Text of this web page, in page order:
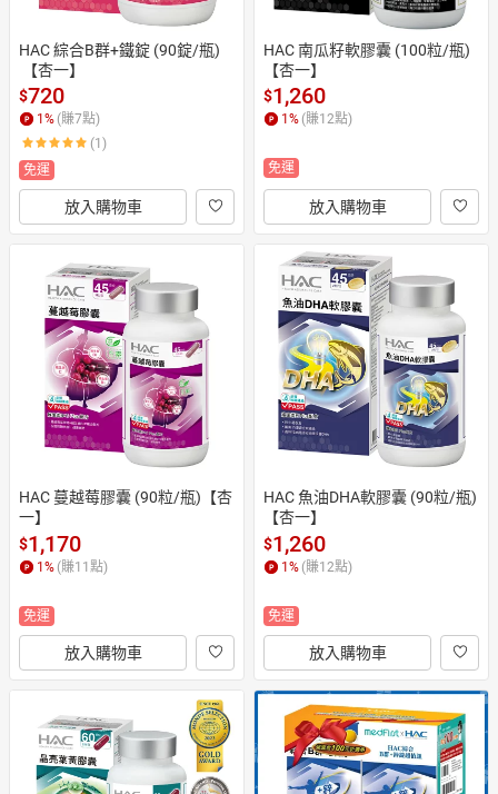
HAC 綜合B群+鐵錠 (90錠/瓶)
【杏一】
$720
1 % (賺7點)
(1)
免運
放入購物車
HAC 南瓜籽軟膠囊 (100粒/瓶)
【杏一】
$1,260
1 % (賺12點)
免運
放入購物車
HAC 蔓越莓膠囊 (90粒/瓶)【杏
一】
$1,170
1% (賺11點)
免運
放入購物車
HAC 魚油DHA軟膠囊 (90粒/瓶)
【杏一】
$1,260
1% (賺12點)
免運
放入購物車